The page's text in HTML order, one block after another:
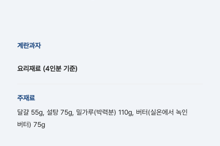
계란과자
요리재료 (4인분 기준)
주재료
달걀 55g, 설탕 75g, 밀가루(박력분) 110g, 버터(실온에서 녹인
버터) 75g